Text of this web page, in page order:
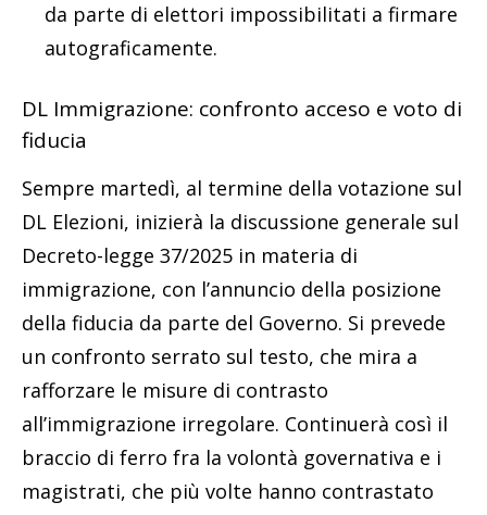
da parte di elettori impossibilitati a firmare
autograficamente.
DL Immigrazione: confronto acceso e voto di
fiducia
Sempre martedì, al termine della votazione sul
DL Elezioni, inizierà la discussione generale sul
Decreto-legge 37/2025 in materia di
immigrazione, con l’annuncio della posizione
della fiducia da parte del Governo. Si prevede
un confronto serrato sul testo, che mira a
rafforzare le misure di contrasto
all’immigrazione irregolare. Continuerà così il
braccio di ferro fra la volontà governativa e i
magistrati, che più volte hanno contrastato